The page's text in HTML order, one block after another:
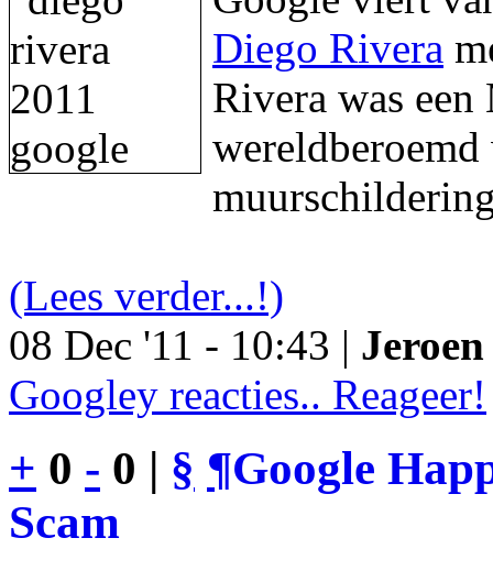
Diego Rivera
Rivera was een
(Lees verder...!)
08 Dec '11 - 10:43 |
Googley reacties.. Reageer!
+ 0 - 0 | § ¶Google
Scam